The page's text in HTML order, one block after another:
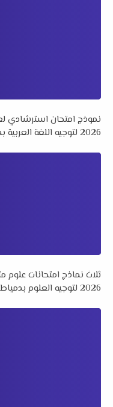
نموذج امتحان استرشادي
2026 لتوجيه اللغة العربية بدمياط
ثلاث نماذج امتحانات علوم
2026 لتوجيه العلوم بدمياط